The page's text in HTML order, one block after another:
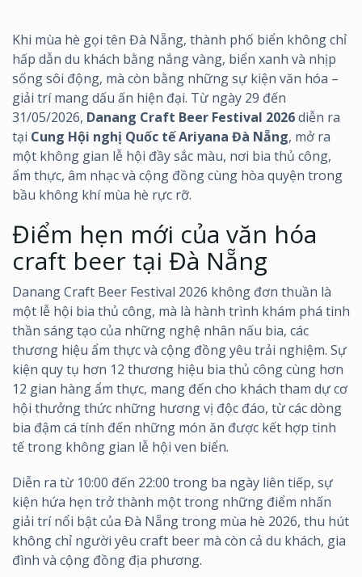
Khi mùa hè gọi tên Đà Nẵng, thành phố biển không chỉ
hấp dẫn du khách bằng nắng vàng, biển xanh và nhịp
sống sôi động, mà còn bằng những sự kiện văn hóa –
giải trí mang dấu ấn hiện đại. Từ ngày 29 đến
31/05/2026, Danang Craft Beer Festival 2026diễn ra
tại Cung Hội nghị Quốc tế Ariyana Đà Nẵng, mở ra
một không gian lễ hội đầy sắc màu, nơi bia thủ công,
ẩm thực, âm nhạc và cộng đồng cùng hòa quyện trong
bầu không khí mùa hè rực rỡ.
Điểm hẹn mới của văn hóa
craft beer tại Đà Nẵng
Danang Craft Beer Festival 2026 không đơn thuần là
một lễ hội bia thủ công, mà là hành trình khám phá tinh
thần sáng tạo của những nghệ nhân nấu bia, các
thương hiệu ẩm thực và cộng đồng yêu trải nghiệm. Sự
kiện quy tụ hơn 12 thương hiệu bia thủ công cùng hơn
12 gian hàng ẩm thực, mang đến cho khách tham dự cơ
hội thưởng thức những hương vị độc đáo, từ các dòng
bia đậm cá tính đến những món ăn được kết hợp tinh
tế trong không gian lễ hội ven biển.
Diễn ra từ 10:00 đến 22:00 trong ba ngày liên tiếp, sự
kiện hứa hẹn trở thành một trong những điểm nhấn
giải trí nổi bật của Đà Nẵng trong mùa hè 2026, thu hút
không chỉ người yêu craft beer mà còn cả du khách, gia
đình và cộng đồng địa phương.